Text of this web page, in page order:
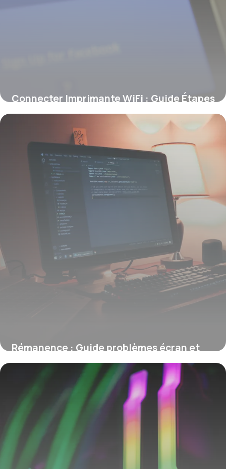
Connecter Imprimante WiFi : Guide Étapes
9 juin 2026
Rémanence : Guide problèmes écran et
solutions